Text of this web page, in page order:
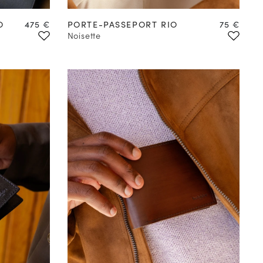
Prix
475 €
PORTE-PASSEPORT RIO
Noisette
Prix
75 €